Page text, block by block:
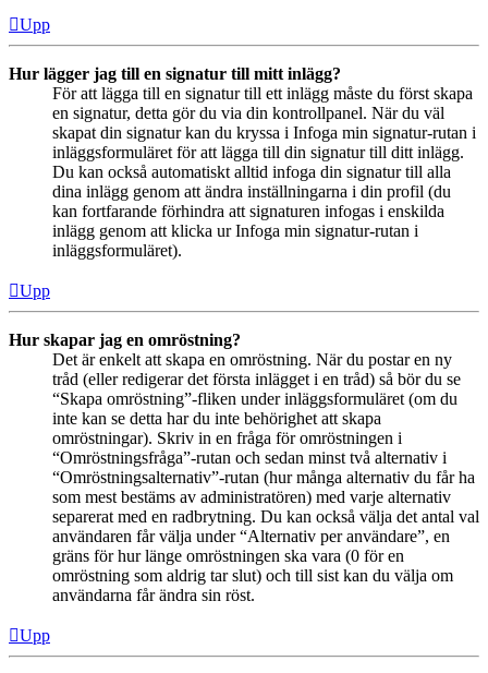
Upp
Hur lägger jag till en signatur till mitt inlägg?
För att lägga till en signatur till ett inlägg måste du först skapa
en signatur, detta gör du via din kontrollpanel. När du väl
skapat din signatur kan du kryssa i Infoga min signatur-rutan i
inläggsformuläret för att lägga till din signatur till ditt inlägg.
Du kan också automatiskt alltid infoga din signatur till alla
dina inlägg genom att ändra inställningarna i din profil (du
kan fortfarande förhindra att signaturen infogas i enskilda
inlägg genom att klicka ur Infoga min signatur-rutan i
inläggsformuläret).
Upp
Hur skapar jag en omröstning?
Det är enkelt att skapa en omröstning. När du postar en ny
tråd (eller redigerar det första inlägget i en tråd) så bör du se
“Skapa omröstning”-fliken under inläggsformuläret (om du
inte kan se detta har du inte behörighet att skapa
omröstningar). Skriv in en fråga för omröstningen i
“Omröstningsfråga”-rutan och sedan minst två alternativ i
“Omröstningsalternativ”-rutan (hur många alternativ du får ha
som mest bestäms av administratören) med varje alternativ
separerat med en radbrytning. Du kan också välja det antal val
användaren får välja under “Alternativ per användare”, en
gräns för hur länge omröstningen ska vara (0 för en
omröstning som aldrig tar slut) och till sist kan du välja om
användarna får ändra sin röst.
Upp